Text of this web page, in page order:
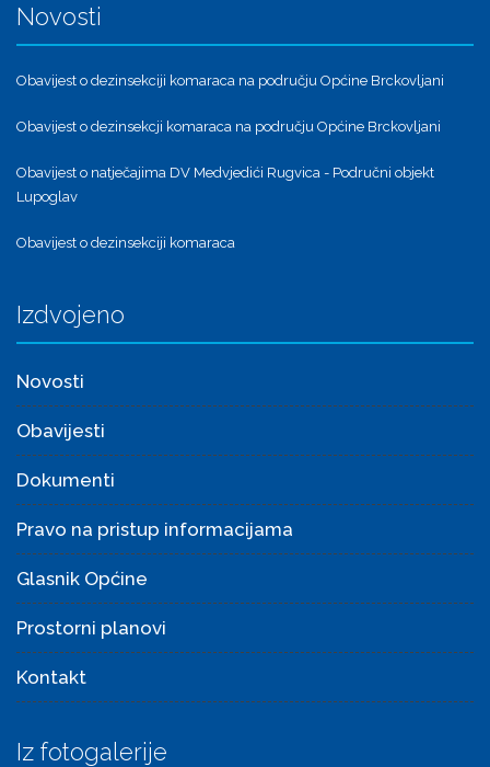
Novosti
Obavijest o dezinsekciji komaraca na području Općine Brckovljani
Obavijest o dezinsekcji komaraca na području Općine Brckovljani
Obavijest o natječajima DV Medvjedići Rugvica - Područni objekt
Lupoglav
Obavijest o dezinsekciji komaraca
Izdvojeno
Novosti
Obavijesti
Dokumenti
Pravo na pristup informacijama
Glasnik Općine
Prostorni planovi
Kontakt
Iz fotogalerije